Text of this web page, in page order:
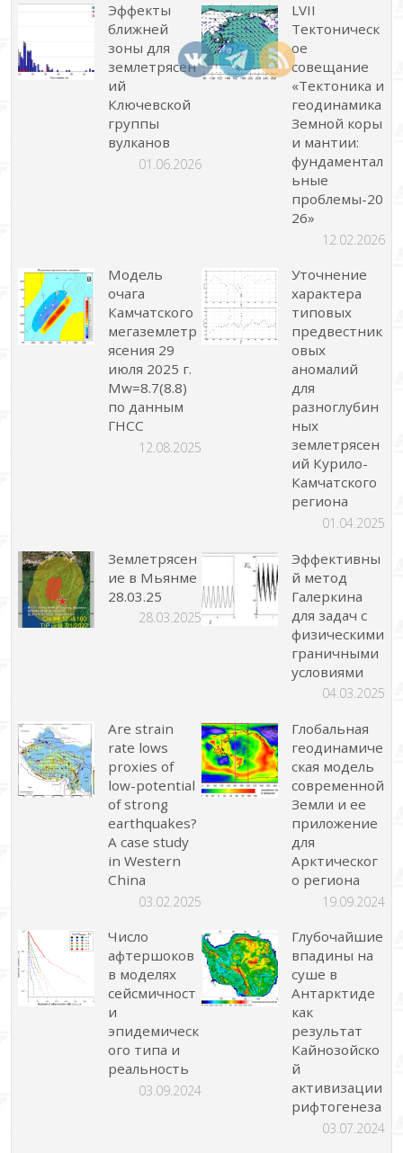
Эффекты
ближней
зоны для
землетрясен
ий
Ключевской
группы
вулканов
01.06.2026
LVII
Тектоническ
ое
совещание
«Тектоника и
геодинамика
Земной коры
и мантии:
фундаментал
ьные
проблемы-20
26»
12.02.2026
Модель
очага
Камчатского
мегаземлетр
ясения 29
июля 2025 г.
Mw=8.7(8.8)
по данным
ГНСС
12.08.2025
Уточнение
характера
типовых
предвестник
овых
аномалий
для
разноглубин
ных
землетрясен
ий Курило-
Камчатского
региона
01.04.2025
Землетрясен
ие в Мьянме
28.03.25
28.03.2025
Эффективны
й метод
Галеркина
для задач с
физическими
граничными
условиями
04.03.2025
Are strain
rate lows
proxies of
low-potential
of strong
earthquakes?
A case study
in Western
China
03.02.2025
Глобальная
геодинамиче
ская модель
современной
Земли и ее
приложение
для
Арктическог
о региона
19.09.2024
Число
афтершоков
в моделях
сейсмичност
и
эпидемическ
ого типа и
реальность
03.09.2024
Глубочайшие
впадины на
суше в
Антарктиде
как
результат
Кайнозойско
й
активизации
рифтогенеза
03.07.2024